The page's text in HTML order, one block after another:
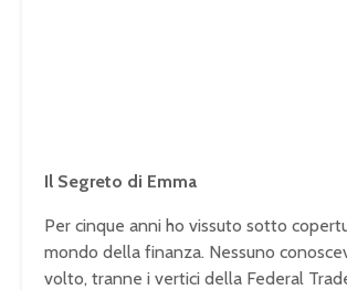
Il Segreto di Emma
Per cinque anni ho vissuto sotto
mondo della finanza. Nessuno
volto, tranne i vertici della Federal